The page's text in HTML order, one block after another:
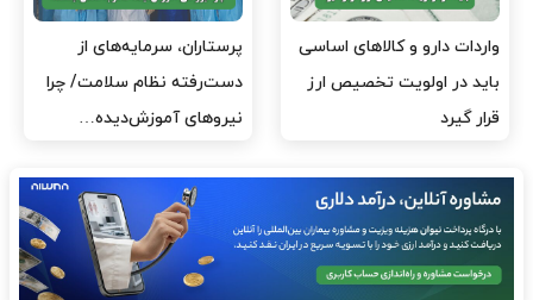
ارز برای دارو نیست، برای
لکسوس هست؟
به وزیر اقتصاد و خانواده‌اش
خدمات درمانی ندهید